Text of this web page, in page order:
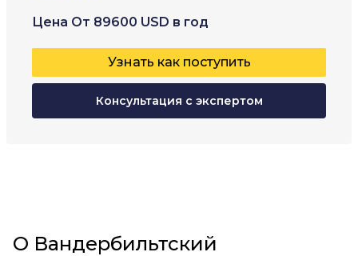
Цена От 89600 USD в год
Узнать как поступить
Консультация с экспертом
Тип
Колледж
Возраст
17+
Очная
О Вандербильтский